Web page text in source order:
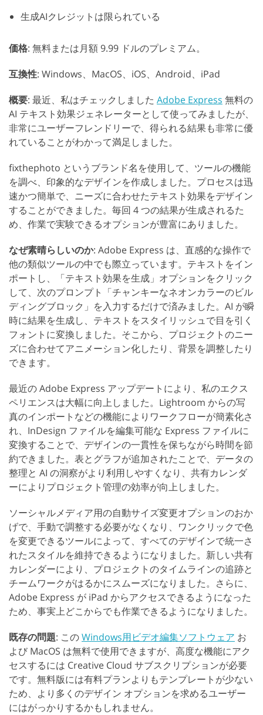
生成AIクレジットは限られている
価格: 無料または月額 9.99 ドルのプレミアム。
互換性: Windows、MacOS、iOS、Android、iPad
概要: 最近、私はチェックしました Adobe Express 無料の
AI テキスト効果ジェネレーターとして使ってみましたが、
非常にユーザーフレンドリーで、得られる結果も非常に優
れていることがわかって満足しました。
fixthephoto というブランド名を使用して、ツールの機能
を調べ、印象的なデザインを作成しました。プロセスは迅
速かつ簡単で、ニーズに合わせたテキスト効果をデザイン
することができました。毎回 4 つの結果が生成されるた
め、作業で実験できるオプションが豊富にありました。
なぜ素晴らしいのか: Adobe Express は、直感的な操作で
他の類似ツールの中でも際立っています。テキストをイン
ポートし、「テキスト効果を生成」オプションをクリック
して、次のプロンプト「チャンキーなネオンカラーのビル
ディングブロック」を入力するだけで済みました。AI が瞬
時に結果を生成し、テキストをスタイリッシュで目を引く
フォントに変換しました。そこから、プロジェクトのニー
ズに合わせてアニメーション化したり、背景を調整したり
できます。
最近の Adobe Express アップデートにより、私のエクス
ペリエンスは大幅に向上しました。Lightroom からの写
真のインポートなどの機能によりワークフローが簡素化さ
れ、InDesign ファイルを編集可能な Express ファイルに
変換することで、デザインの一貫性を保ちながら時間を節
約できました。表とグラフが追加されたことで、データの
整理と AI の洞察がより利用しやすくなり、共有カレンダ
ーによりプロジェクト管理の効率が向上しました。
ソーシャルメディア用の自動サイズ変更オプションのおか
げで、手動で調整する必要がなくなり、ワンクリックで色
を変更できるツールによって、すべてのデザインで統一さ
れたスタイルを維持できるようになりました。新しい共有
カレンダーにより、プロジェクトのタイムラインの追跡と
チームワークがはるかにスムーズになりました。さらに、
Adobe Express が iPad からアクセスできるようになった
ため、事実上どこからでも作業できるようになりました。
既存の問題: このWindows用ビデオ編集ソフトウェア お
よび MacOS は無料で使用できますが、高度な機能にアク
セスするには Creative Cloud サブスクリプションが必要
です。無料版には有料プランよりもテンプレートが少ない
ため、より多くのデザイン オプションを求めるユーザー
にはがっかりするかもしれません。